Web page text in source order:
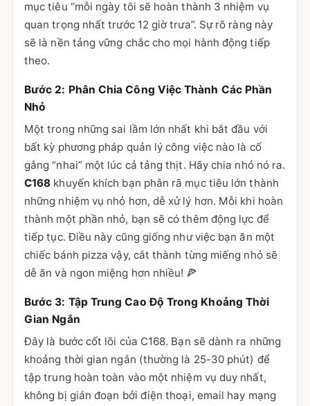
mục tiêu “mỗi ngày tôi sẽ hoàn thành 3 nhiệm vụ
quan trọng nhất trước 12 giờ trưa”. Sự rõ ràng này
sẽ là nền tảng vững chắc cho mọi hành động tiếp
theo.
Bước 2: Phân Chia Công Việc Thành Các Phần
Nhỏ
Một trong những sai lầm lớn nhất khi bắt đầu với
bất kỳ phương pháp quản lý công việc nào là cố
gắng “nhai” một lúc cả tảng thịt. Hãy chia nhỏ nó ra.
C168 khuyến khích bạn phân rã mục tiêu lớn thành
những nhiệm vụ nhỏ hơn, dễ xử lý hơn. Mỗi khi hoàn
thành một phần nhỏ, bạn sẽ có thêm động lực để
tiếp tục. Điều này cũng giống như việc bạn ăn một
chiếc bánh pizza vậy, cắt thành từng miếng nhỏ sẽ
dễ ăn và ngon miệng hơn nhiều! 🍕
Bước 3: Tập Trung Cao Độ Trong Khoảng Thời
Gian Ngắn
Đây là bước cốt lõi của C168. Bạn sẽ dành ra những
khoảng thời gian ngắn (thường là 25-30 phút) để
tập trung hoàn toàn vào một nhiệm vụ duy nhất,
không bị gián đoạn bởi điện thoại, email hay mạng